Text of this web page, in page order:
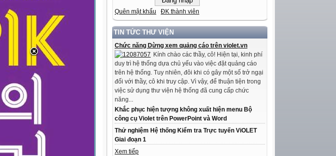
Quên mật khẩu ĐK thành viên
TIN TỨC THƯ VIỆN
Chức năng Dừng xem quảng cáo trên violet.vn
Kính chào các thầy, cô! Hiện tại, kinh phí
duy trì hệ thống dựa chủ yếu vào việc đặt quảng cáo
trên hệ thống. Tuy nhiên, đôi khi có gây một số trở ngại
đối với thầy, cô khi truy cập. Vì vậy, để thuận tiện trong
việc sử dụng thư viện hệ thống đã cung cấp chức
năng...
Khắc phục hiện tượng không xuất hiện menu Bộ
công cụ Violet trên PowerPoint và Word
Thử nghiệm Hệ thống Kiểm tra Trực tuyến ViOLET
Giai đoạn 1
Xem tiếp